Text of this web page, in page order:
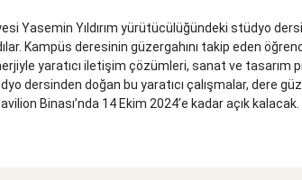
Yasemin Yıldırım yürütücülüğündeki stüdyo
Kampüs deresinin güzergahını takip eden
yaratıcı iletişim çözümleri, sanat ve
dersinden doğan bu yaratıcı çalışmalar, dere
Binası’nda 14 Ekim 2024’e kadar açık kalacak.